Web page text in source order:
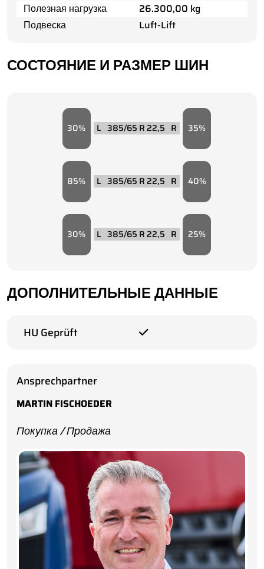
Полезная нагрузка
26.300,00 kg
Подвеска
Luft-Lift
СОСТОЯНИЕ И РАЗМЕР ШИН
30 385/65 R 22,5 35
85 385/65 R 22,5 40
30 385/65 R 22,5 25
ДОПОЛНИТЕЛЬНЫЕ ДАННЫЕ
HU Geprüft
Ansprechpartner
MARTIN FISCHOEDER
Покупка / Продажа